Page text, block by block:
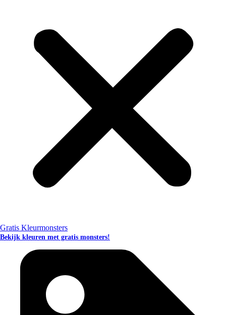
Gratis Kleurmonsters
Bekijk kleuren met gratis monsters!